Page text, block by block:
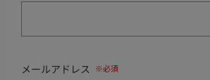
メールアドレス